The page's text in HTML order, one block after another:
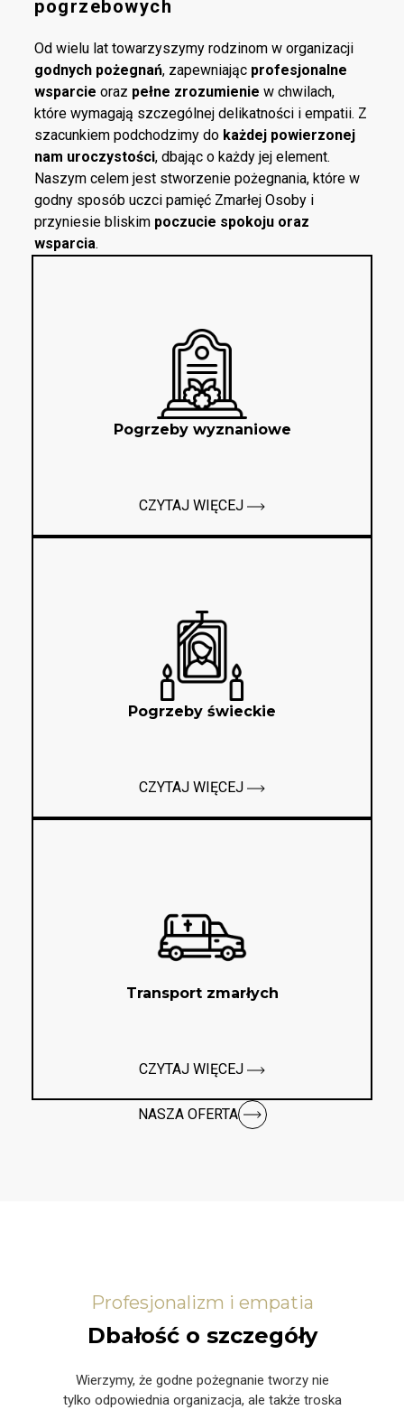
pogrzebowych
Od wielu lat towarzyszymy rodzinom w organizacji
godnych pożegnań, zapewniając profesjonalne
wsparcie oraz pełne zrozumienie w chwilach,
które wymagają szczególnej delikatności i empatii. Z
szacunkiem podchodzimy do każdej powierzonej
nam uroczystości, dbając o każdy jej element.
Naszym celem jest stworzenie pożegnania, które w
godny sposób uczci pamięć Zmarłej Osoby i
przyniesie bliskim poczucie spokoju oraz
wsparcia.
Pogrzeby wyznaniowe
CZYTAJ WIĘCEJ
Pogrzeby świeckie
CZYTAJ WIĘCEJ
Transport zmarłych
CZYTAJ WIĘCEJ
NASZA OFERTA
Profesjonalizm i empatia
Dbałość o szczegóły
Wierzymy, że godne pożegnanie tworzy nie
tylko odpowiednia organizacja, ale także troska